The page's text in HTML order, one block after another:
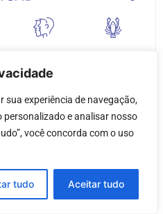
sua experiência de navegação,
e analisar nosso
você concorda com o uso
tudo Aceitar tudo